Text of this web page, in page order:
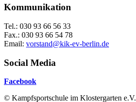
Kommunikation
Tel.: 030 93 66 56 33
Fax.: 030 93 66 54 78
Email: vorstand@kik-ev-berlin.de
Social Media
Facebook
© Kampfsportschule im Klostergarten e.V.